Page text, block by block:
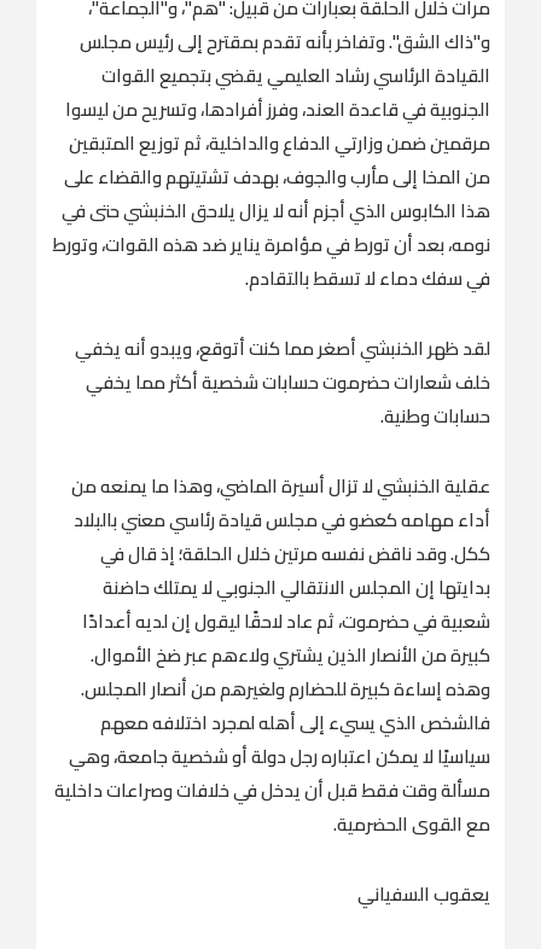
مرات خلال الحلقة بعبارات من قبيل: "هم"، و"الجماعة"،
و"ذاك الشق". وتفاخر بأنه تقدم بمقترح إلى رئيس مجلس
القيادة الرئاسي رشاد العليمي يقضي بتجميع القوات
الجنوبية في قاعدة العند، وفرز أفرادها، وتسريح من ليسوا
مرقمين ضمن وزارتي الدفاع والداخلية، ثم توزيع المتبقين
من المخا إلى مأرب والجوف، بهدف تشتيتهم والقضاء على
هذا الكابوس الذي أجزم أنه لا يزال يلاحق الخنبشي حتى في
نومه، بعد أن تورط في مؤامرة يناير ضد هذه القوات، وتورط
في سفك دماء لا تسقط بالتقادم.
لقد ظهر الخنبشي أصغر مما كنت أتوقع، ويبدو أنه يخفي
خلف شعارات حضرموت حسابات شخصية أكثر مما يخفي
حسابات وطنية.
عقلية الخنبشي لا تزال أسيرة الماضي، وهذا ما يمنعه من
أداء مهامه كعضو في مجلس قيادة رئاسي معني بالبلاد
ككل. وقد ناقض نفسه مرتين خلال الحلقة؛ إذ قال في
بدايتها إن المجلس الانتقالي الجنوبي لا يمتلك حاضنة
شعبية في حضرموت، ثم عاد لاحقًا ليقول إن لديه أعدادًا
كبيرة من الأنصار الذين يشتري ولاءهم عبر ضخ الأموال.
وهذه إساءة كبيرة للحضارم ولغيرهم من أنصار المجلس.
فالشخص الذي يسيء إلى أهله لمجرد اختلافه معهم
سياسيًا لا يمكن اعتباره رجل دولة أو شخصية جامعة، وهي
مسألة وقت فقط قبل أن يدخل في خلافات وصراعات داخلية
مع القوى الحضرمية.
يعقوب السفياني